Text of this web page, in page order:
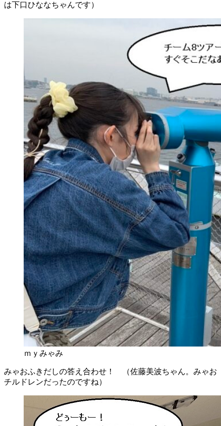
は下口ひななちゃんです）
ｍｙみゃみ
みゃおふきだしの答え合わせ！ （佐藤美波ちゃん。みゃお
チルドレンだったのですね）